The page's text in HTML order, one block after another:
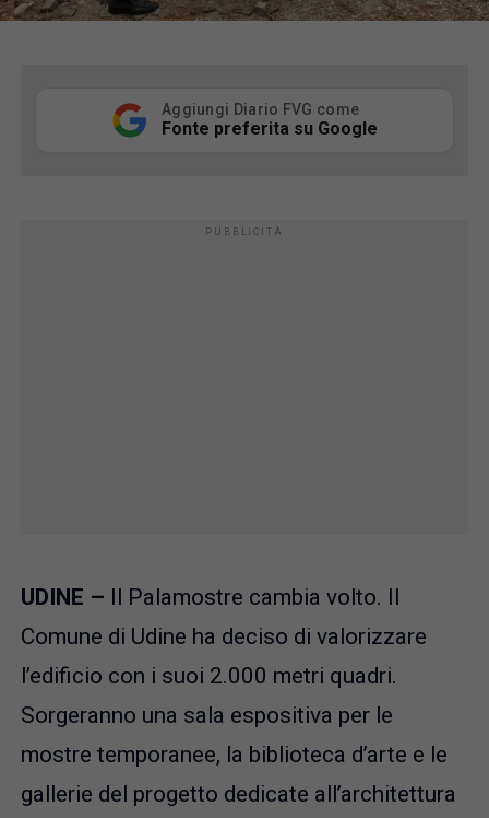
Aggiungi Diario FVG come
Fonte preferita su Google
UDINE – Il Palamostre cambia volto. Il
Comune di Udine ha deciso di valorizzare
l’edificio con i suoi 2.000 metri quadri.
Sorgeranno una sala espositiva per le
mostre temporanee, la biblioteca d’arte e le
gallerie del progetto dedicate all’architettura